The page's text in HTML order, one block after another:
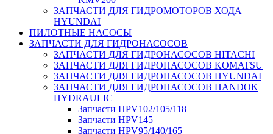
ЗАПЧАСТИ ДЛЯ ГИДРОМОТОРОВ ХОДА
HYUNDAI
ПИЛОТНЫЕ НАСОСЫ
ЗАПЧАСТИ ДЛЯ ГИДРОНАСОСОВ
ЗАПЧАСТИ ДЛЯ ГИДРОНАСОСОВ HITACHI
ЗАПЧАСТИ ДЛЯ ГИДРОНАСОСОВ KOMATSU
ЗАПЧАСТИ ДЛЯ ГИДРОНАСОСОВ HYUNDAI
ЗАПЧАСТИ ДЛЯ ГИДРОНАСОСОВ HANDOK
HYDRAULIC
Запчасти HPV102/105/118
Запчасти HPV145
Запчасти HPV95/140/165